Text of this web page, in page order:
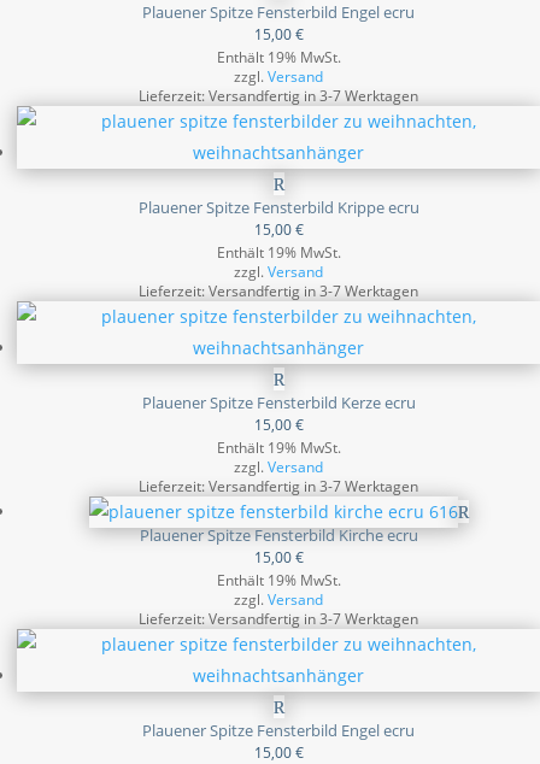
Plauener Spitze Fensterbild Engel ecru
15,00€
Enthält 19% MwSt.
zzgl.Versand
Lieferzeit: Versandfertig in 3-7 Werktagen
Plauener Spitze Fensterbild Krippe ecru
15,00€
Enthält 19% MwSt.
zzgl.Versand
Lieferzeit: Versandfertig in 3-7 Werktagen
Plauener Spitze Fensterbild Kerze ecru
15,00€
Enthält 19% MwSt.
zzgl.Versand
Lieferzeit: Versandfertig in 3-7 Werktagen
Plauener Spitze Fensterbild Kirche ecru
15,00€
Enthält 19% MwSt.
zzgl.Versand
Lieferzeit: Versandfertig in 3-7 Werktagen
Plauener Spitze Fensterbild Engel ecru
15,00€